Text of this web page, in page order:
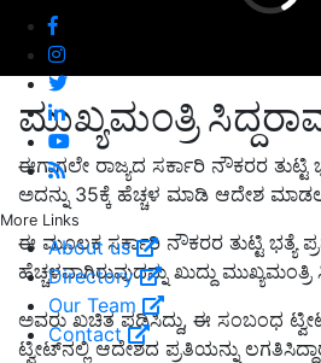
More Links
About us
Directory
Our Team
Contact
ಮುಖ್ಯಮಂತ್ರಿ
ಈಗಾಗಲೇ ರಾಜ್ಯದ ಸರ್ಕಾರಿ ನೌಕರರ ತುಟ್ಟಿ
ಅದನ್ನು 35ಕ್ಕೆ ಹೆಚ್ಚಳ ಮಾಡಿ ಆದೇಶ
ಈ ಮೂಲಕ ಸರ್ಕಾರಿ ನೌಕರರ ತುಟ್ಟಿ ಭತ್ಯೆ
ಹೆಚ್ಚಳವಾಗಿರುವುದನ್ನು ಖುದ್ದು
ಅವರು ಖಚಿತ ಪಡಿಸಿದ್ದು, ಈ ಸಂಬಂಧ
ಟ್ವೀಟ್‌ನಲ್ಲಿ ಆದೇಶದ ಪ್ರತಿಯನ್ನು